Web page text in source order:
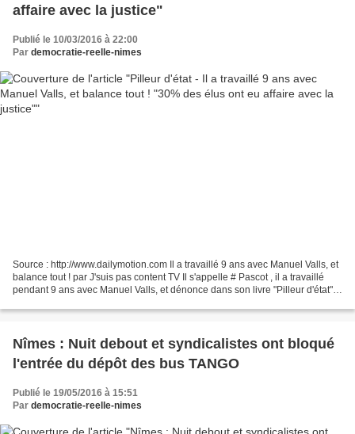
affaire avec la justice"
Publié le 10/03/2016 à 22:00
Par democratie-reelle-nimes
Source : http://www.dailymotion.com Il a travaillé 9 ans avec Manuel Valls, et
balance tout ! par J'suis pas content TV Il s'appelle # Pascot , il a travaillé
pendant 9 ans avec Manuel Valls, et dénonce dans son livre "Pilleur d'état"
Nîmes : Nuit debout et syndicalistes ont bloqué
l'entrée du dépôt des bus TANGO
Publié le 19/05/2016 à 15:51
Par democratie-reelle-nimes